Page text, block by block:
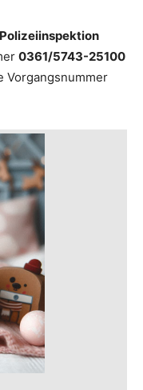
Polizeiinspektion
0361/5743-25100
Vorgangsnummer